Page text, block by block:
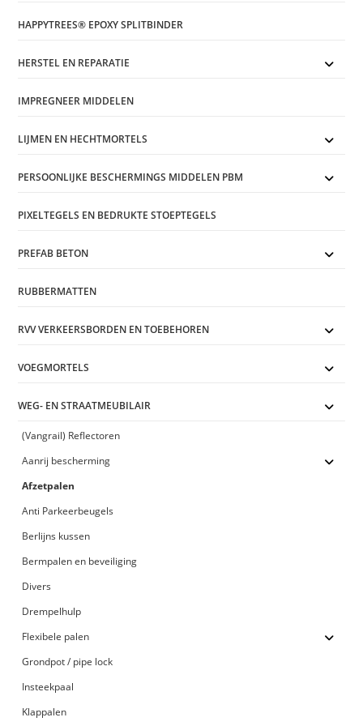
HAPPYTREES® EPOXY SPLITBINDER
HERSTEL EN REPARATIE
IMPREGNEER MIDDELEN
LIJMEN EN HECHTMORTELS
PERSOONLIJKE BESCHERMINGS MIDDELEN PBM
PIXELTEGELS EN BEDRUKTE STOEPTEGELS
PREFAB BETON
RUBBERMATTEN
RVV VERKEERSBORDEN EN TOEBEHOREN
VOEGMORTELS
WEG- EN STRAATMEUBILAIR
(Vangrail) Reflectoren
Aanrij bescherming
Afzetpalen
Anti Parkeerbeugels
Berlijns kussen
Bermpalen en beveiliging
Divers
Drempelhulp
Flexibele palen
Grondpot / pipe lock
Insteekpaal
Klappalen